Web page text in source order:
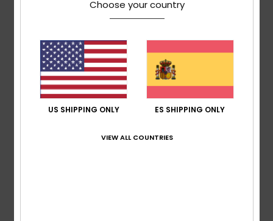
Puntuación media
3.0/5
Choose your country
US SHIPPING ONLY ES SHIPPING ONLY
VIEW ALL COUNTRIES